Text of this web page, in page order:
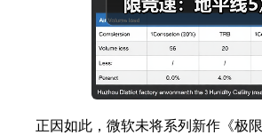
正因如此，微软未将系列新作《极